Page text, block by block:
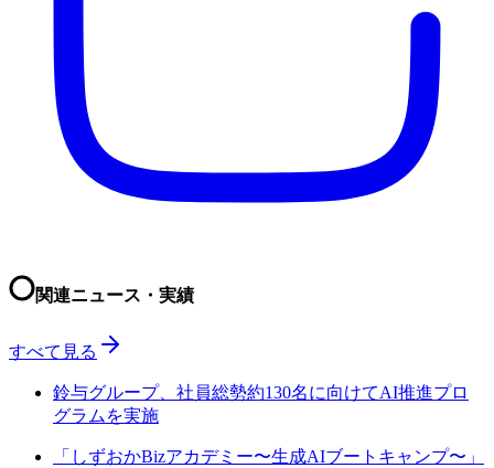
関連ニュース・実績
すべて見る
鈴与グループ、社員総勢約130名に向けてAI推進プロ
グラムを実施
「しずおかBizアカデミー〜生成AIブートキャンプ〜」